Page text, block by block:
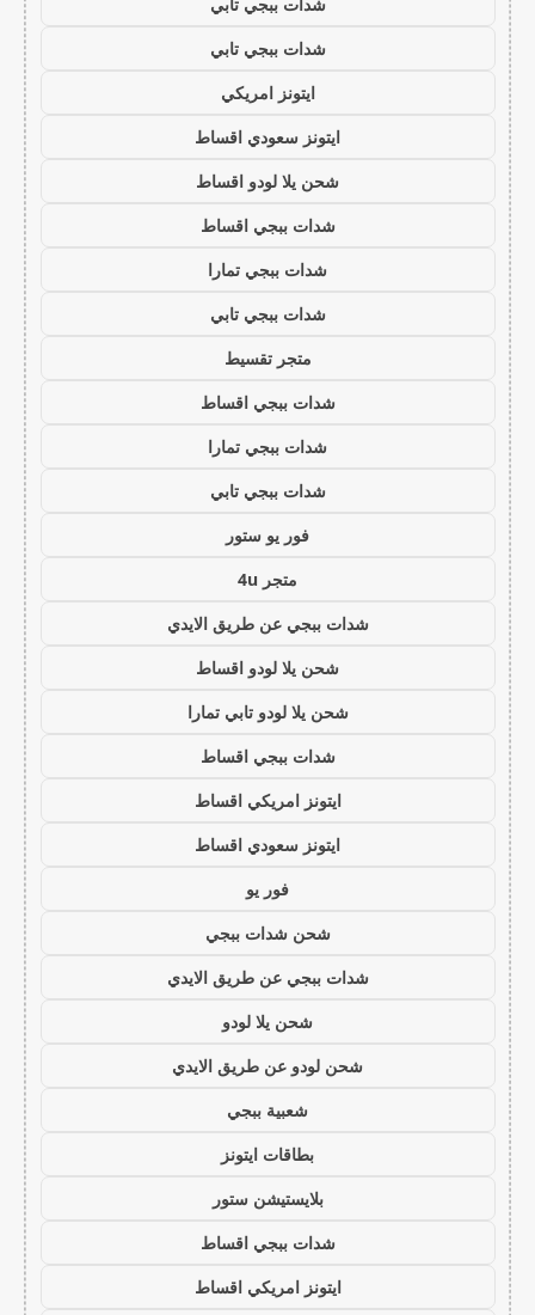
شدات ببجي تابي
ايتونز امريكي
ايتونز سعودي اقساط
شحن يلا لودو اقساط
شدات ببجي اقساط
شدات ببجي تمارا
شدات ببجي تابي
متجر تقسيط
شدات ببجي اقساط
شدات ببجي تمارا
شدات ببجي تابي
فور يو ستور
متجر 4u
شدات ببجي عن طريق الايدي
شحن يلا لودو اقساط
شحن يلا لودو تابي تمارا
شدات ببجي اقساط
ايتونز امريكي اقساط
ايتونز سعودي اقساط
فور يو
شحن شدات ببجي
شدات ببجي عن طريق الايدي
شحن يلا لودو
شحن لودو عن طريق الايدي
شعبية ببجي
بطاقات ايتونز
بلايستيشن ستور
شدات ببجي اقساط
ايتونز امريكي اقساط